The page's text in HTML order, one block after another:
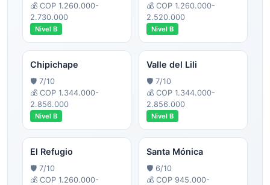
💰 COP 1.260.000-
2.730.000
Nivel B
💰 COP 1.260.000-
2.520.000
Nivel B
Chipichape
🛡️ 7/10
💰 COP 1.344.000-
2.856.000
Nivel B
Valle del Lili
🛡️ 7/10
💰 COP 1.344.000-
2.856.000
Nivel B
El Refugio
🛡️ 7/10
💰 COP 1.260.000-
Santa Mónica
🛡️ 6/10
💰 COP 945.000-